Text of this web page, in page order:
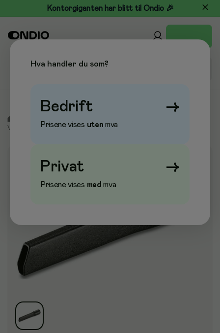
Kontorgiganten har blitt til Ondio 🎉
Våtsuger
/ Munnstykker & Slanger
Hva handler du som?
Bedrift →
Prisene vises uten mva
Privat →
Prisene vises med mva